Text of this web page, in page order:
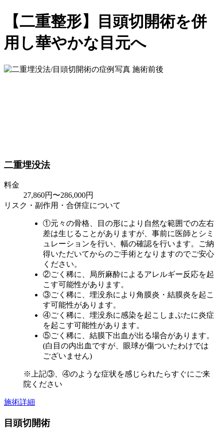
【二重整形】目頭切開術を併
用し華やかな目元へ
二重埋没法
料金
27,860円〜286,000円
リスク・副作用・合併症について
①元々の骨格、目の形により自然な範囲での左右
差は生じることがありますが、事前に医師とシミ
ュレーションを行い、幅の確認を行います。ご納
得いただいてからのご手術となりますのでご安心
ください。
②ごく稀に、局所麻酔によるアレルギー反応を起
こす可能性があります。
③ごく稀に、埋没糸により角膜炎・結膜炎を起こ
す可能性があります。
④ごく稀に、埋没糸に感染を起こしまぶたに炎症
を起こす可能性があります。
⑤ごく稀に、結膜下出血が出る場合があります。
(白目の内出血ですが、眼球が傷ついたわけでは
ございません)
※上記③、④のような症状を感じられたらすぐにご来
院ください
施術詳細
目頭切開術